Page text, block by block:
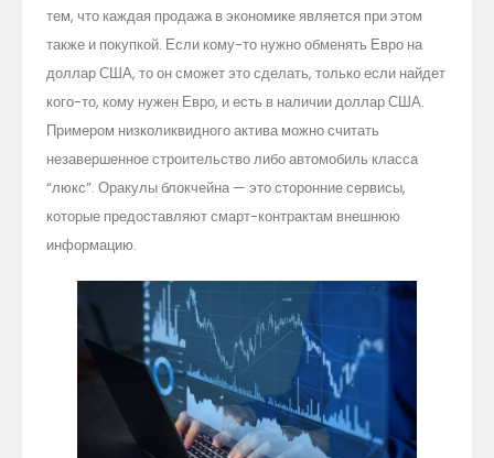
тем, что каждая продажа в экономике является при этом
также и покупкой. Если кому-то нужно обменять Евро на
доллар США, то он сможет это сделать, только если найдет
кого-то, кому нужен Евро, и есть в наличии доллар США.
Примером низколиквидного актива можно считать
незавершенное строительство либо автомобиль класса
“люкс”. Оракулы блокчейна — это сторонние сервисы,
которые предоставляют смарт-контрактам внешнюю
информацию.